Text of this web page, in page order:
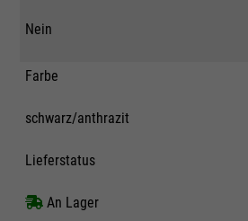
Nein
Farbe
schwarz/anthrazit
Lieferstatus
An Lager